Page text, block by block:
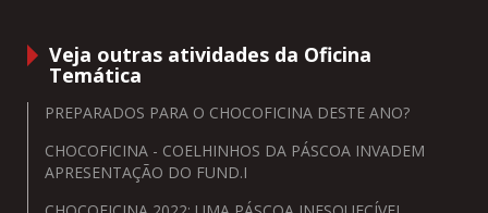
Veja outras atividades da Oficina
Temática
PREPARADOS PARA O CHOCOFICINA DESTE ANO?
CHOCOFICINA - COELHINHOS DA PÁSCOA INVADEM
APRESENTAÇÃO DO FUND.I